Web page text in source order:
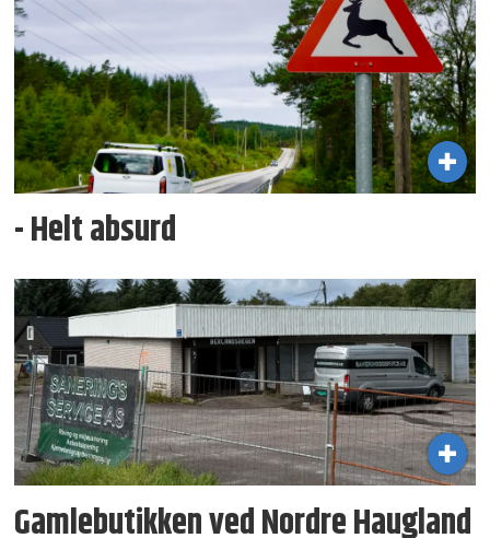
- Helt absurd
Gamlebutikken ved Nordre Haugland